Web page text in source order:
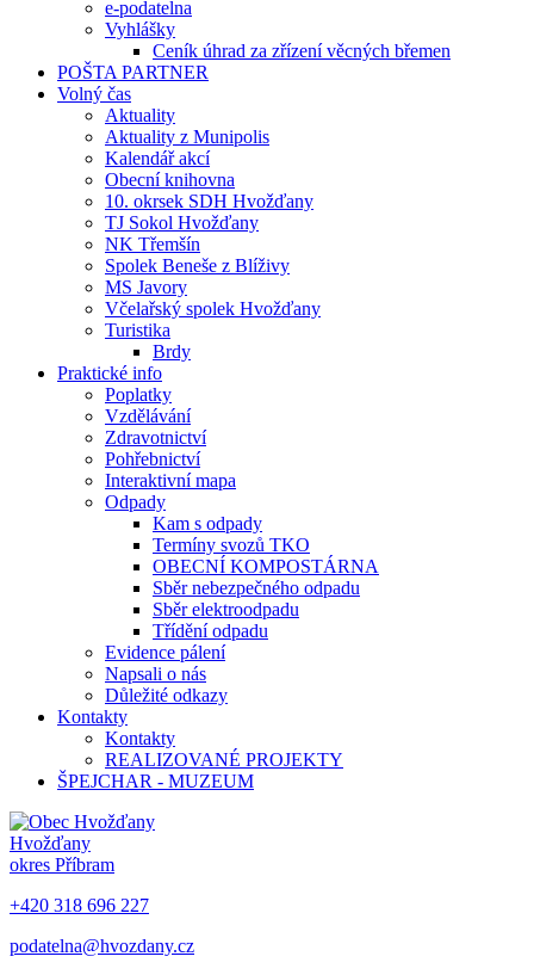
e-podatelna
Vyhlášky
Ceník úhrad za zřízení věcných břemen
POŠTA PARTNER
Volný čas
Aktuality
Aktuality z Munipolis
Kalendář akcí
Obecní knihovna
10. okrsek SDH Hvožďany
TJ Sokol Hvožďany
NK Třemšín
Spolek Beneše z Blíživy
MS Javory
Včelařský spolek Hvožďany
Turistika
Brdy
Praktické info
Poplatky
Vzdělávání
Zdravotnictví
Pohřebnictví
Interaktivní mapa
Odpady
Kam s odpady
Termíny svozů TKO
OBECNÍ KOMPOSTÁRNA
Sběr nebezpečného odpadu
Sběr elektroodpadu
Třídění odpadu
Evidence pálení
Napsali o nás
Důležité odkazy
Kontakty
Kontakty
REALIZOVANÉ PROJEKTY
ŠPEJCHAR - MUZEUM
Hvožďany
okres Příbram
+420 318 696 227
podatelna@hvozdany.cz